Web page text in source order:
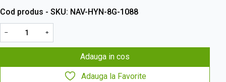
Cod produs - SKU NAV-HYN-8G-1088
− +
Adauga in cos
Adauga la Favorite